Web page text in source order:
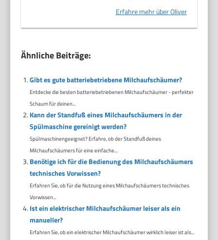
Erfahre mehr über Oliver
Ähnliche Beiträge:
Gibt es gute batteriebetriebene Milchaufschäumer?
Entdecke die besten batteriebetriebenen Milchaufschäumer - perfekter
Schaum für deinen...
Kann der Standfuß eines Milchaufschäumers in der
Spülmaschine gereinigt werden?
Spülmaschinengeeignet? Erfahre, ob der Standfuß deines
Milchaufschäumers für eine einfache...
Benötige ich für die Bedienung des Milchaufschäumers
technisches Vorwissen?
Erfahren Sie, ob für die Nutzung eines Milchaufschäumers technisches
Vorwissen...
Ist ein elektrischer Milchaufschäumer leiser als ein
manueller?
Erfahren Sie, ob ein elektrischer Milchaufschäumer wirklich leiser ist als...